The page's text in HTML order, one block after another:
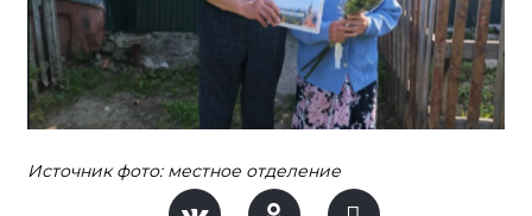
Источник фото: местное отделение